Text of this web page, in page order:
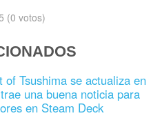
(0 votos)
of Tsushima se actualiza en
una buena noticia para
en Steam Deck